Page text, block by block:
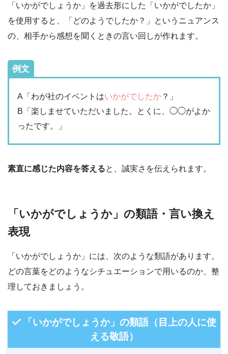
「いかがでしょうか」を過去形にした「いかがでしたか」
を使用すると、「どのようでしたか？」というニュアンス
の、相手から感想を聞くときの言い回しが作れます。
例文
A「わが社のイベントはいかがでしたか ？」
B「楽しませていただいました。とくに、◯◯がよか
ったです。」
素直に感じた内容を答えると、誠実さを伝えられます。
「いかがでしょうか」の類語・言い換え
表現
「いかがでしょうか」には、次のような類語があります。
どの言葉をどのようなシチュエーションで用いるのか、整
理しておきましょう。
「いかがでしょうか」の類語（目上の人に使
える敬語）